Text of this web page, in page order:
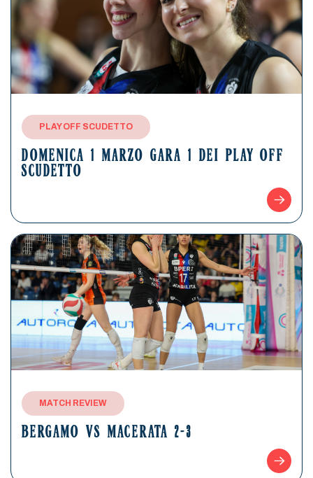
PLAY OFF SCUDETTO
DOMENICA 1 MARZO GARA 1 DEI PLAY OFF
SCUDETTO
MATCH REVIEW
BERGAMO VS MACERATA 2-3